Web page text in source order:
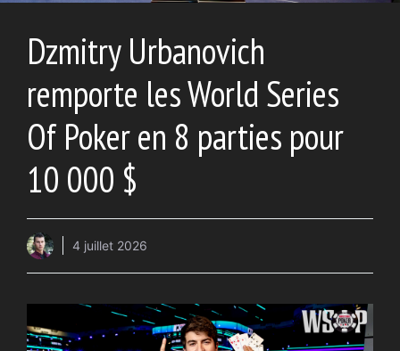
Dzmitry Urbanovich
remporte les World Series
Of Poker en 8 parties pour
10 000 $
4 juillet 2026